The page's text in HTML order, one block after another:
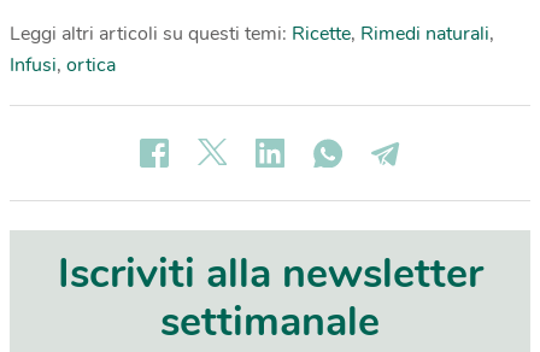
Leggi altri articoli su questi temi: Ricette, Rimedi naturali,
Infusi, ortica
Iscriviti alla newsletter
settimanale